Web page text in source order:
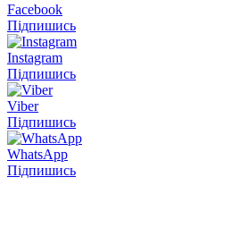
Facebook
Підпишись
Instagram
Підпишись
Viber
Підпишись
WhatsApp
Підпишись